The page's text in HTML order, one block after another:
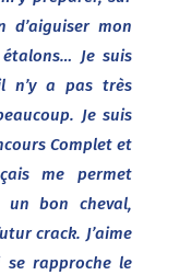
d’aiguiser mon
Je suis
n’y a pas très
Je suis
Complet et
me permet
un bon cheval,
crack. J’aime
rapproche le